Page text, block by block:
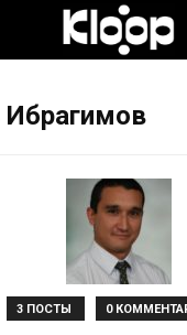
3 ПОСТЫ 0